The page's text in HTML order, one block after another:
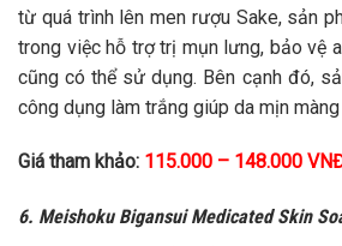
từ quá trình lên men rượu Sake, sản
trong việc hỗ trợ trị mụn lưng, bảo vệ
cũng có thể sử dụng. Bên cạnh đó,
công dụng làm trắng giúp da mịn màng
Giá tham khảo: 115.000 – 148.000
6. Meishoku Bigansui Medicated Skin